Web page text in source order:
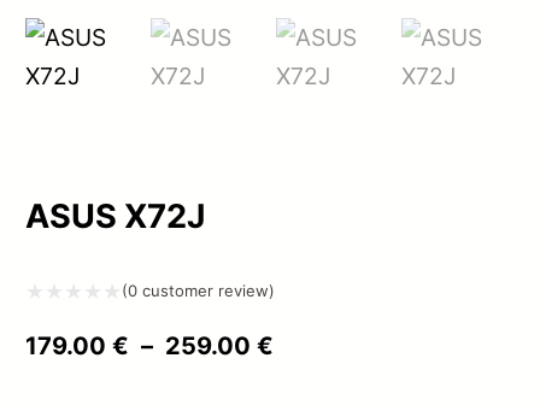
ASUS X72J
0
(0 customer review)
179.00€ – 259.00€